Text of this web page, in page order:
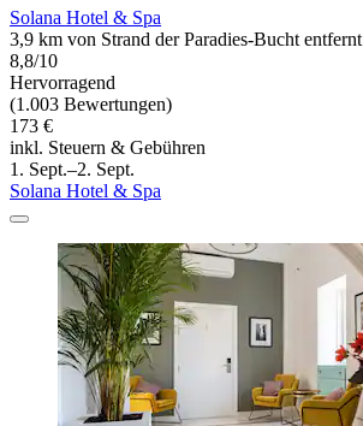
Solana Hotel & Spa
3,9 km von Strand der Paradies-Bucht entfernt
8,8/10
Hervorragend
(1.003 Bewertungen)
173 €
inkl. Steuern & Gebühren
1. Sept.–2. Sept.
Solana Hotel & Spa